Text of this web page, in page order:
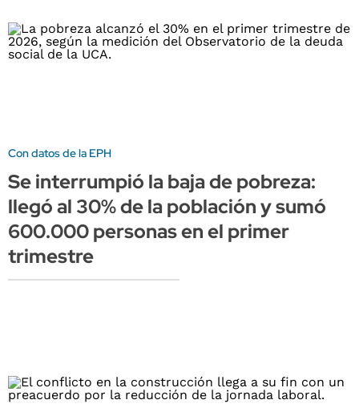
Con datos de la EPH
Se interrumpió la baja de pobreza:
llegó al 30% de la población y sumó
600.000 personas en el primer
trimestre